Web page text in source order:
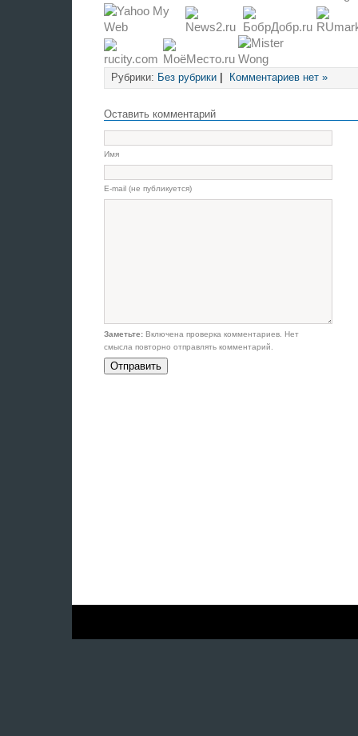
Рубрики: Без рубрики Комментариев нет »
Оставить комментарий
Имя
E-mail (не публикуется)
Заметьте: Включена проверка комментариев. Нет
смысла повторно отправлять комментарий.